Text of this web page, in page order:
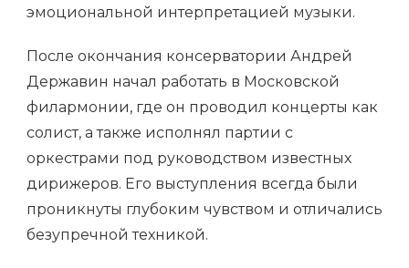
эмоциональной интерпретацией музыки.
После окончания консерватории Андрей
Державин начал работать в Московской
филармонии, где он проводил концерты как
солист, а также исполнял партии с
оркестрами под руководством известных
дирижеров. Его выступления всегда были
проникнуты глубоким чувством и отличались
безупречной техникой.